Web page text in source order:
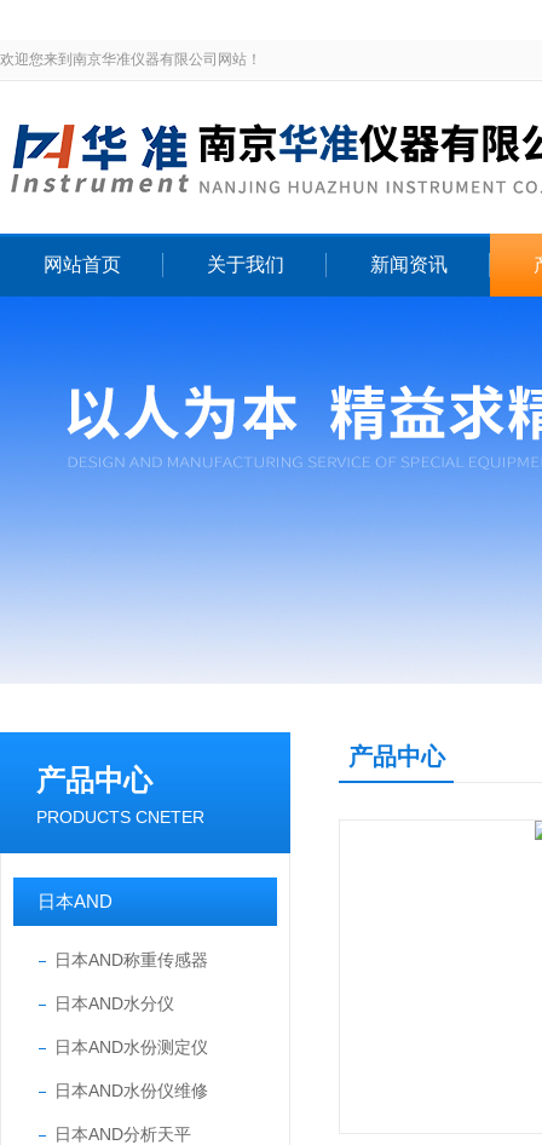
欢迎您来到南京华准仪器有限公司网站！
网站首页 关于我们 新闻资讯
产品中心
PRODUCTS CNETER
日本AND
日本AND称重传感器
日本AND水分仪
日本AND水份测定仪
日本AND水份仪维修
日本AND分析天平
产品中心